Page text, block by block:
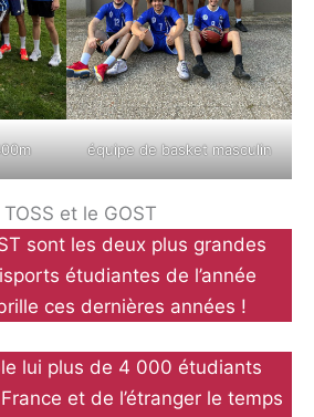
équipe de basket masculin
TOSS et le GOST
sont les deux plus grandes
étudiantes de l’année
ces dernières années !
lui plus de 4 000 étudiants
et de l’étranger le temps